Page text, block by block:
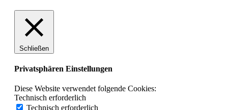
Schließen
Privatsphären Einstellungen
Diese Website verwendet folgende Cookies:
Technisch erforderlich
Technisch erforderlich